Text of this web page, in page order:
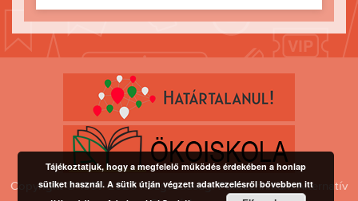
Copyright © 1997-2026 Közgazdasági Politechnikum Alternatív
Tájékoztatjuk, hogy a megfelelő működés érdekében a honlap
sütiket használ. A sütik útján végzett adatkezelésről bővebben itt